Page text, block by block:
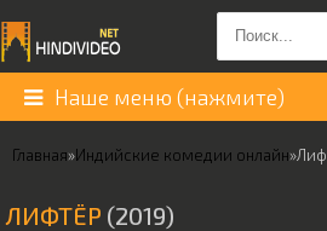
Наше меню (нажмите)
Главная»Индийские комедии онлайн»
ЛИФТЁР (2019)